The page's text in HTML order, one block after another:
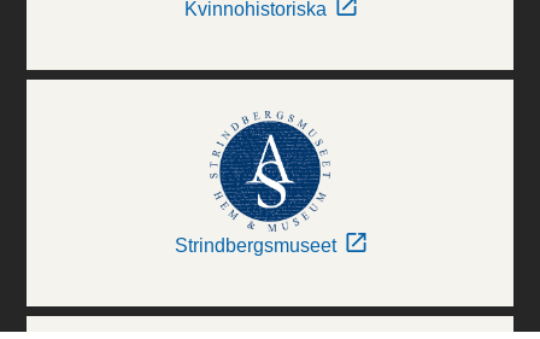
Kvinnohistoriska
Strindbergsmuseet